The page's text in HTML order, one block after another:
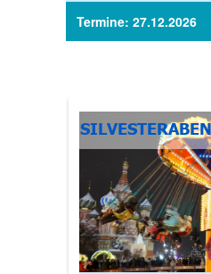
Termine: 27.12.2026